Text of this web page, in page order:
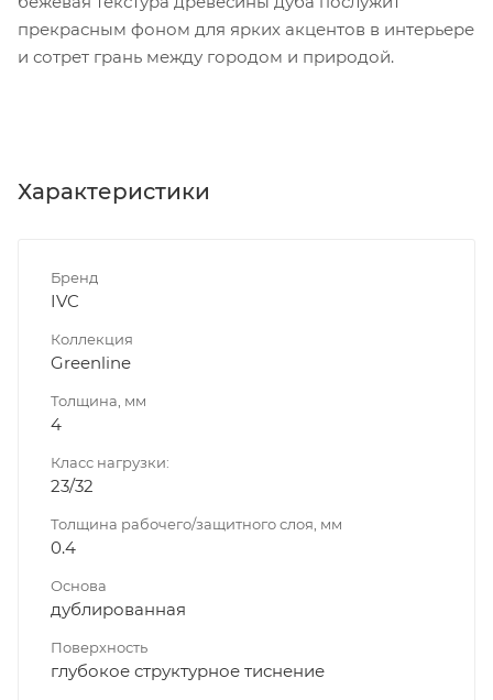
прекрасным фоном для ярких акцентов в интерьере
и сотрет грань между городом и природой.
Характеристики
Бренд
IVC
Коллекция
Greenline
Толщина, мм
4
Класс нагрузки:
23/32
Толщина рабочего/защитного слоя, мм
0.4
Основа
дублированная
Поверхность
глубокое структурное тиснение